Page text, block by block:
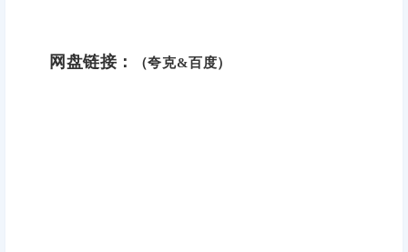
网盘链接： （夸克&百度）